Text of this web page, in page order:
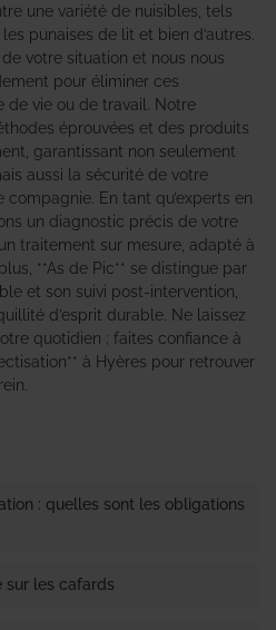
une variété de nuisibles, tels
punaises de lit et bien d’autres.
votre situation et nous nous
pour éliminer ces
de vie ou de travail. Notre
éprouvées et des produits
garantissant non seulement
aussi la sécurité de votre
En tant qu’experts en
un diagnostic précis de votre
traitement sur mesure, adapté à
**As de Pic** se distingue par
et son suivi post-intervention,
d’esprit durable. Ne laissez
quotidien ; faites confiance à
à Hyères pour retrouver
: quelles sont les obligations
sur les cafards